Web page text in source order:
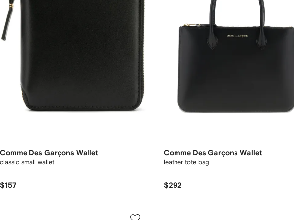
Comme Des Garçons Wallet
classic small wallet
$157
Comme Des Garçons Wallet
leather tote bag
$292